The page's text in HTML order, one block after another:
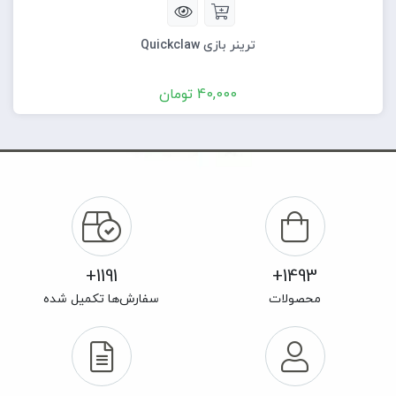
ترینر بازی Quickclaw
40,000 تومان
1493+
محصولات
1191+
سفارش‌ها تکمیل شده